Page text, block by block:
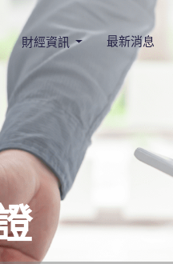
財經資訊 最新消息